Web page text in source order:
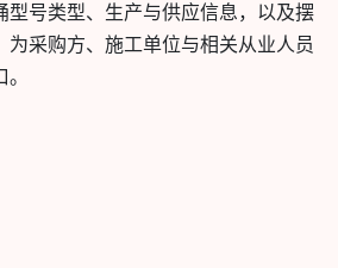
型号类型、生产与供应信息，以及摆
为采购方、施工单位与相关从业人员